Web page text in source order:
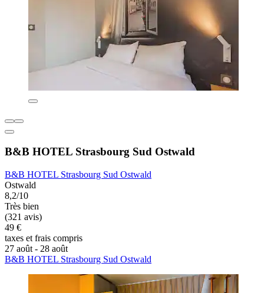
B&B HOTEL Strasbourg Sud Ostwald
B&B HOTEL Strasbourg Sud Ostwald
Ostwald
8,2/10
Très bien
(321 avis)
49 €
taxes et frais compris
27 août - 28 août
B&B HOTEL Strasbourg Sud Ostwald